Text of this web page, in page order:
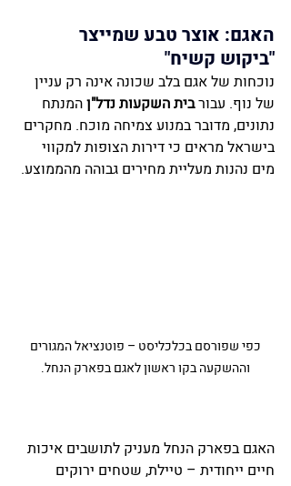
האגם: אוצר טבע שמייצר
"ביקוש קשיח"
נוכחות של אגם בלב שכונה אינה רק עניין
של נוף. עבור בית השקעות נדל"ן המנתח
נתונים, מדובר במנוע צמיחה מוכח. מחקרים
בישראל מראים כי דירות הצופות למקווי
מים נהנות מעליית מחירים גבוהה מהממוצע.
כפי שפורסם בכלכליסט – פוטנציאל המגורים
וההשקעה בקו ראשון לאגם בפארק הנחל.
האגם בפארק הנחל מעניק לתושבים איכות
חיים ייחודית – טיילת, שטחים ירוקים